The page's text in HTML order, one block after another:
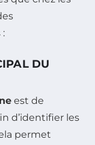
:
DU
est de
d’identifier les
permet